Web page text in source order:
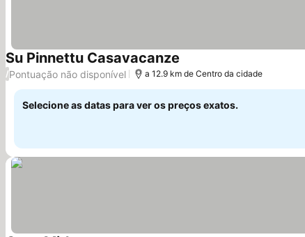
Su Pinnettu Casavacanze
/Pontuação não disponível a 12.9 km de Centro da cidade
Selecione as datas para ver os preços exatos.